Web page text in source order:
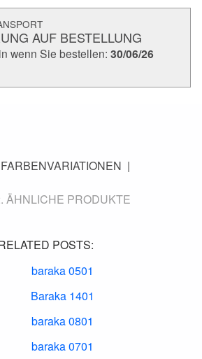
AUF BESTELLUNG
wenn Sie bestellen: 30/06/26
FARBENVARIATIONEN
ÄHNLICHE PRODUKTE
POSTS:
baraka 0501
Baraka 1401
baraka 0801
baraka 0701